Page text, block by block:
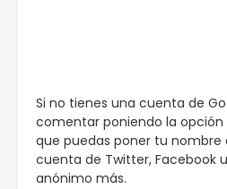
Si no tienes una cuenta de
comentar poniendo la opción
que puedas poner tu nombre
cuenta de Twitter, Facebook
anónimo más.